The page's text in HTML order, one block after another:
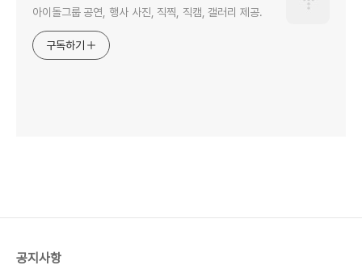
아이돌그룹 공연, 행사 사진, 직찍, 직캠, 갤러리 제공.
구독하기
공지사항